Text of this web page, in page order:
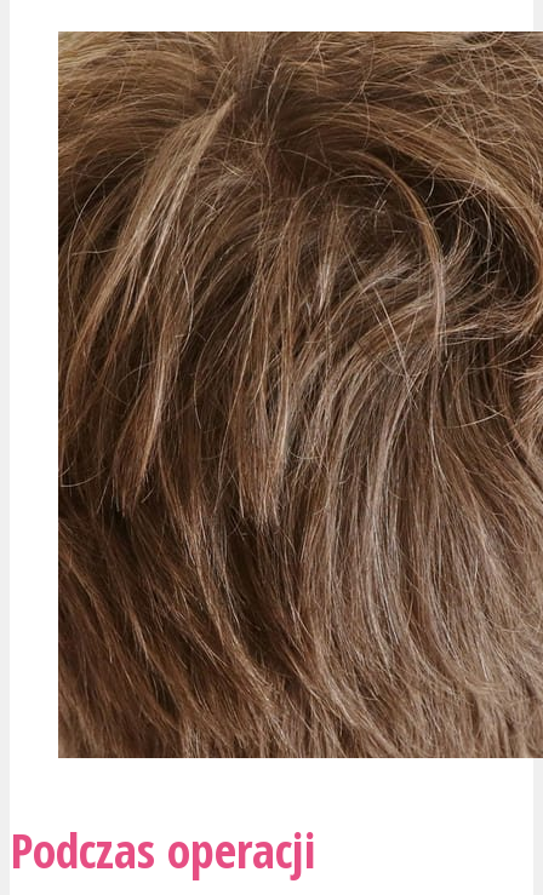
Podczas operacji